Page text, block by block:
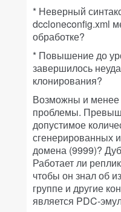
* Неверный
dccloneconfig.xml
обработке?
* Повышение до
завершилось
клонирования?
Возможны и менее
проблемы.
допустимое
сгенерированных
домена (9999)?
Работает ли
чтобы он знал об
группе и другие
является PDC-